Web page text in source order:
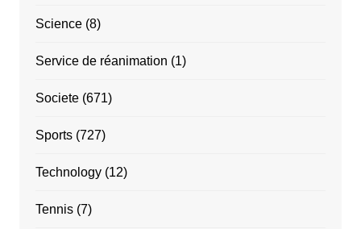
Science(8)
Service de réanimation (1)
Societe(671)
Sports(727)
Technology(12)
Tennis(7)